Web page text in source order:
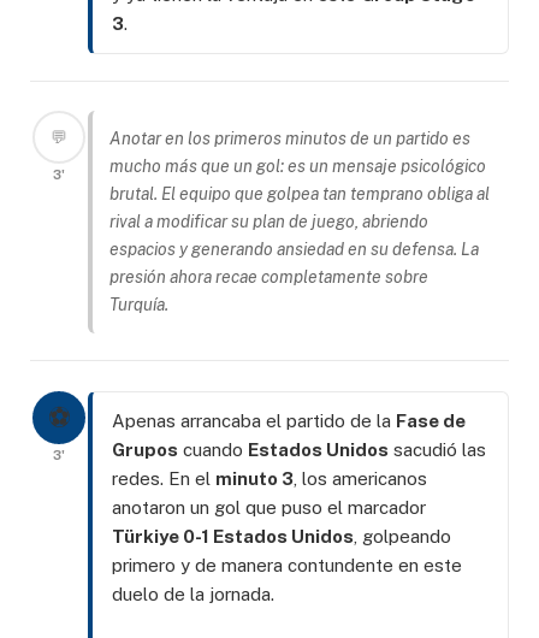
3.
💬
3'
Anotar en los primeros minutos de un partido es
mucho más que un gol: es un mensaje psicológico
brutal. El equipo que golpea tan temprano obliga al
rival a modificar su plan de juego, abriendo
espacios y generando ansiedad en su defensa. La
presión ahora recae completamente sobre
Turquía.
⚽
3'
Apenas arrancaba el partido de la Fase de
Grupos cuando Estados Unidos sacudió las
redes. En el minuto 3 , los americanos
anotaron un gol que puso el marcador
Türkiye 0-1 Estados Unidos , golpeando
primero y de manera contundente en este
duelo de la jornada.